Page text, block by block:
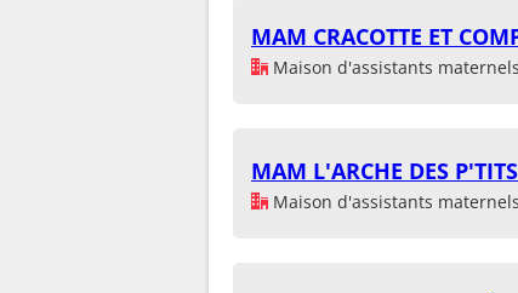
MAM CRACOTTE ET
Maison d'assistants
MAM L'ARCHE DES
Maison d'assistants